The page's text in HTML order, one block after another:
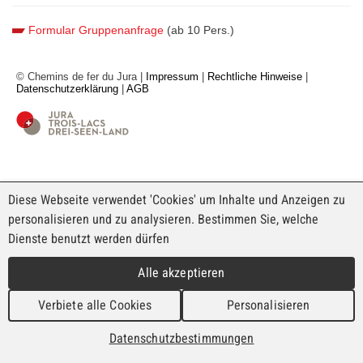
Nachtbauarbeiten auf unserem Netz | Ab dem 8.
April 2026 : Mehrere Abschnitte unseres Netzes sind zu
verschiedenen Terminen von Nachtarbeiten betroffen |
Klicken Sie hier, um mehr zu erfahren
Formular Gruppenanfrage (ab 10 Pers.)
© Chemins de fer du Jura | Impressum Rechtliche Hinweise
Datenschutzerklärung
AGB
Diese Webseite verwendet 'Cookies' um Inhalte und Anzeigen zu
personalisieren und zu analysieren. Bestimmen Sie, welche
Dienste benutzt werden dürfen
Alle akzeptieren
Verbiete alle Cookies Personalisieren
Datenschutzbestimmungen